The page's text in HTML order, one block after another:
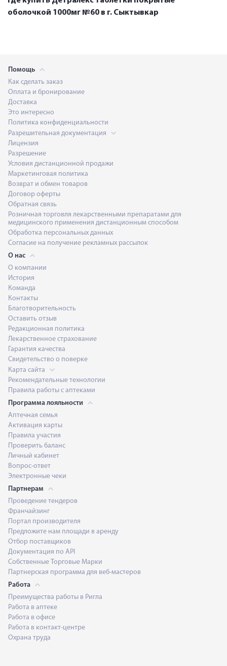
оболочкой 1000мг №60 в г. Сыктывкар
Помощь
Как сделать заказ
Оплата и бронирование
Доставка
Это интересно
Политика конфиденциальности
Разрешительная документация
Лицензия
Разрешение
Условия дистанционной продажи
Маркетинговая политика
Возврат и обмен товаров
Договор оферты
Обратная связь
Розничная торговля лекарственными препаратами для
медицинского применения дистанционным способом
Обработка персональных данных
Согласие на получение рекламных рассылок
О нас
О компании
История
Команда
Контакты
Благотворительность
Оставить отзыв
Редакционная политика
Лекарственное страхование
Гарантия качества
Свидетельство о поверке
Карта сайта
Рекомендательные технологии
Правила работы с аптеками
Программа лояльности
Аптечная семья
Активация карты
Правила участия
Проверить баланс
Личный кабинет
Вопрос-ответ
Электронные чеки
Партнерам
Проведение тендеров
Франчайзинг
Портал производителя
Предложите нам площади в аренду
Отбор поставщиков
Документация по API
Собственные Торговые Марки
Партнерская программа для веб-мастеров
Работа
Преимущества работы в Ригла
Работа в аптеке
Работа в офисе
Работа в контакт-центре
Охрана труда